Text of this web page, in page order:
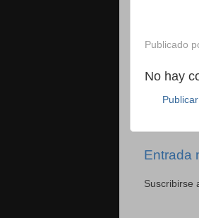
Publicado
No hay
Entrada
Suscribirse